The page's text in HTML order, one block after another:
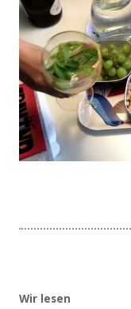
Wir lesen